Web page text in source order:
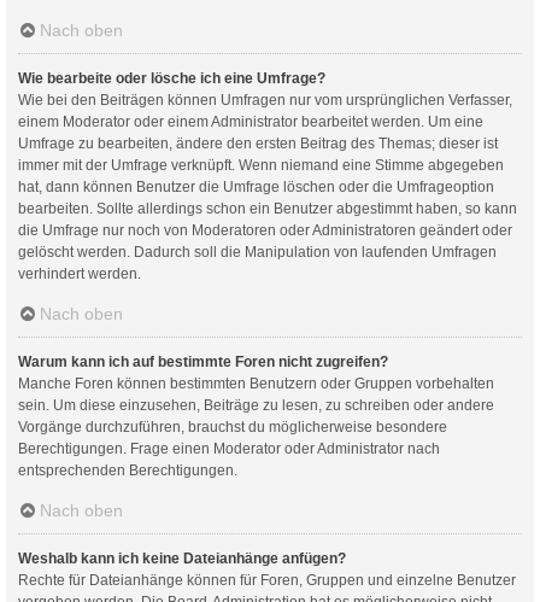
Nach oben
Wie bearbeite oder lösche ich eine Umfrage?
Wie bei den Beiträgen können Umfragen nur vom ursprünglichen Verfasser,
einem Moderator oder einem Administrator bearbeitet werden. Um eine
Umfrage zu bearbeiten, ändere den ersten Beitrag des Themas; dieser ist
immer mit der Umfrage verknüpft. Wenn niemand eine Stimme abgegeben
hat, dann können Benutzer die Umfrage löschen oder die Umfrageoption
bearbeiten. Sollte allerdings schon ein Benutzer abgestimmt haben, so kann
die Umfrage nur noch von Moderatoren oder Administratoren geändert oder
gelöscht werden. Dadurch soll die Manipulation von laufenden Umfragen
verhindert werden.
Nach oben
Warum kann ich auf bestimmte Foren nicht zugreifen?
Manche Foren können bestimmten Benutzern oder Gruppen vorbehalten
sein. Um diese einzusehen, Beiträge zu lesen, zu schreiben oder andere
Vorgänge durchzuführen, brauchst du möglicherweise besondere
Berechtigungen. Frage einen Moderator oder Administrator nach
entsprechenden Berechtigungen.
Nach oben
Weshalb kann ich keine Dateianhänge anfügen?
Rechte für Dateianhänge können für Foren, Gruppen und einzelne Benutzer